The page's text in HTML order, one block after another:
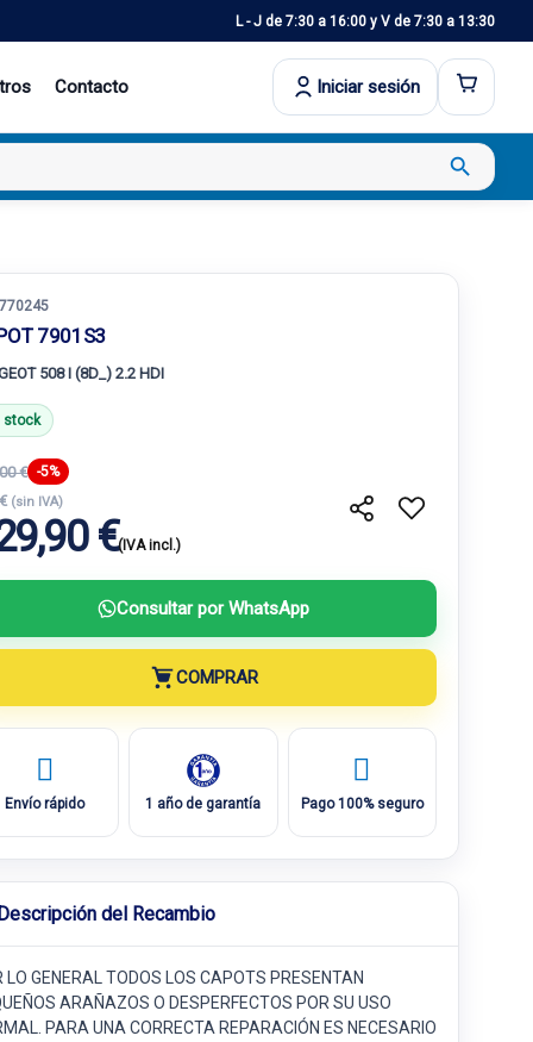
L - J de 7:30 a 16:00 y V de 7:30 a 13:30
Contacto Iniciar sesión
search
7901S3
508 I (8D_) 2.2 HDI
stock
€ -5%
(sin IVA)
€(IVA incl.)
Consultar por WhatsApp
COMPRAR
Envío rápido 1 año de garantía Pago 100% seguro
del Recambio
LO GENERAL TODOS LOS CAPOTS PRESENTAN
ARAÑAZOS O DESPERFECTOS POR SU USO
PARA UNA CORRECTA REPARACIÓN ES NECESARIO